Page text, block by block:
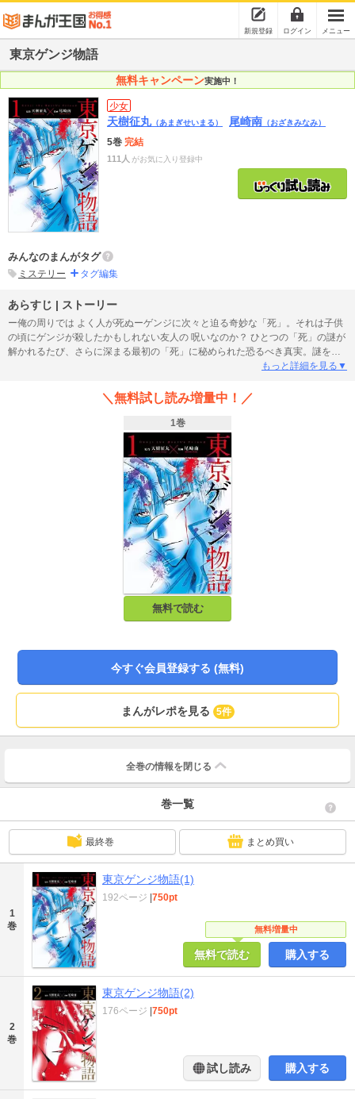
新規登録 ログイン メニュー
東京ゲンジ物語
無料キャンペーン実施中！
少女
天樹征丸（あまぎせいまる） 尾崎南 （おざきみなみ）
5巻 完結
111人 がお気に入り登録中
みんなのまんがタグ
ミステリー タグ編集
あらすじ | ストーリー
ー俺の周りでは よく人が死ぬーゲンジに次々と迫る奇妙な「死」。それは子供
の頃にゲンジが殺したかもしれない友人の 呪いなのか？ ひとつの「死」の謎が
解かれるたび、さらに深まる最初の「死」に秘められた恐るべき真実。謎を解
くカギは美しきカリスマの死神・冬夜（とうや）。そしてゲンジ自身の 「記
過去と記憶と死を巡るサイコミステリー。
もっと詳細を見る▼
＼無料試し読み増量中！／
1巻
無料で読む
今すぐ会員登録する (無料)
まんがレポを見る 5件
全巻の情報を 閉じる
巻一覧
最終巻 まとめ買い
1
巻
東京ゲンジ物語(1)
無料増量中
192ページ 750pt
無料で読む 購入する
2
巻
東京ゲンジ物語(2)
176ページ 750pt
試し読み 購入する